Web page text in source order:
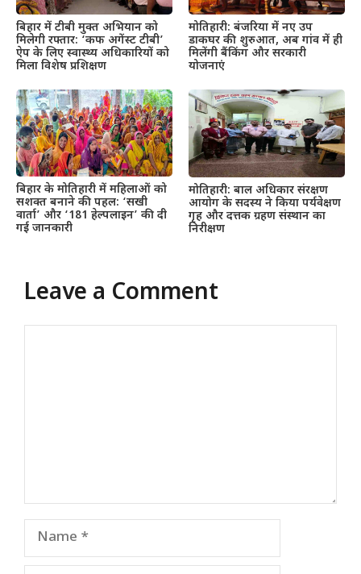
बिहार में टीबी मुक्त अभियान को
मिलेगी रफ्तार: ‘कफ अगेंस्ट टीबी’
ऐप के लिए स्वास्थ्य अधिकारियों को
मिला विशेष प्रशिक्षण
मोतिहारी: बंजरिया में नए उप
डाकघर की शुरुआत, अब गांव में ही
मिलेंगी बैंकिंग और सरकारी
योजनाएं
बिहार के मोतिहारी में महिलाओं को
सशक्त बनाने की पहल: ‘सखी
वार्ता’ और ‘181 हेल्पलाइन’ की दी
गई जानकारी
मोतिहारी: बाल अधिकार संरक्षण
आयोग के सदस्य ने किया पर्यवेक्षण
गृह और दत्तक ग्रहण संस्थान का
निरीक्षण
Leave a Comment
Name